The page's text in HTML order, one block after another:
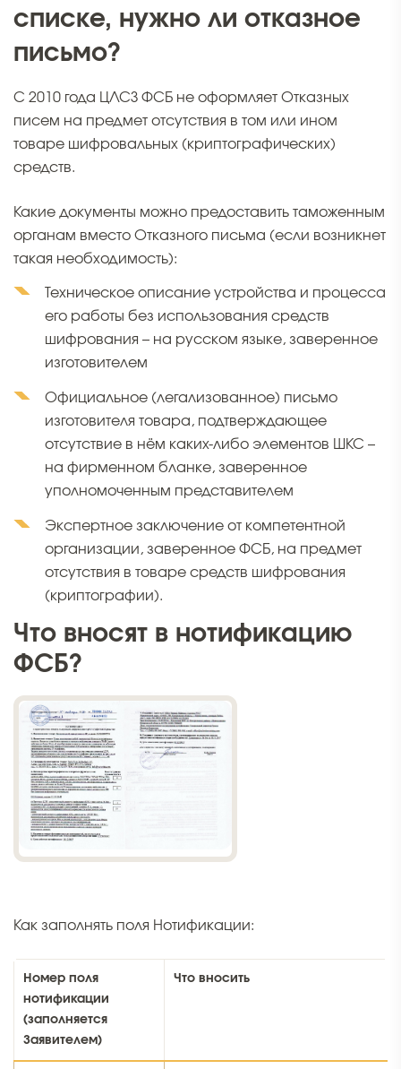
списке, нужно ли отказное
письмо?
С 2010 года ЦЛСЗ ФСБ не оформляет Отказных
писем на предмет отсутствия в том или ином
товаре шифровальных (криптографических)
средств.
Какие документы можно предоставить таможенным
органам вместо Отказного письма (если возникнет
такая необходимость):
Техническое описание устройства и процесса
его работы без использования средств
шифрования – на русском языке, заверенное
изготовителем
Официальное (легализованное) письмо
изготовителя товара, подтверждающее
отсутствие в нём каких-либо элементов ШКС –
на фирменном бланке, заверенное
уполномоченным представителем
Экспертное заключение от компетентной
организации, заверенное ФСБ, на предмет
отсутствия в товаре средств шифрования
(криптографии).
Что вносят в нотификацию
ФСБ?
Как заполнять поля Нотификации:
Номер поля
нотификации
(заполняется
Заявителем)
Что вносить